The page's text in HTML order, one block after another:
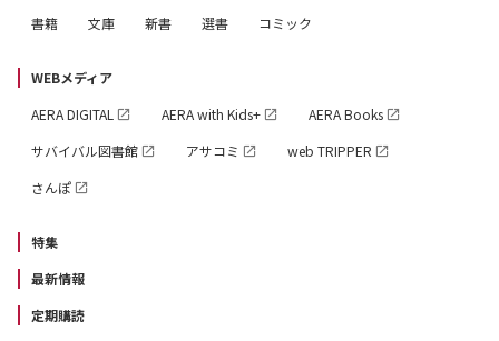
書籍
文庫 新書 選書 コミック
WEBメディア
AERA DIGITAL
AERA with Kids+
AERA Books
サバイバル図書館
アサコミ
web TRIPPER
さんぽ
特集
最新情報
定期購読